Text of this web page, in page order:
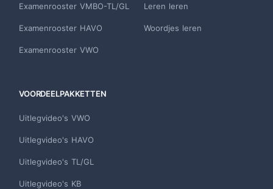
Examenrooster VMBO-TL/GL
Examenrooster HAVO
Examenrooster VWO
Leren leren
Woordjes leren
VOORDEELPAKKETTEN
Uitlegvideo's VWO
Uitlegvideo's HAVO
Uitlegvideo's TL/GL
Uitlegvideo's KB